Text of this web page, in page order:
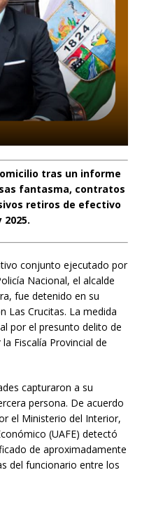
tras un informe
fantasma, contratos
retiros de efectivo
2025.
conjunto ejecutado por
Nacional, el alcalde
fue detenido en su
Las Crucitas. La medida
por el presunto delito de
Fiscalía Provincial de
capturaron a su
persona. De acuerdo
el Ministerio del Interior,
(UAFE) detectó
de aproximadamente
del funcionario entre los